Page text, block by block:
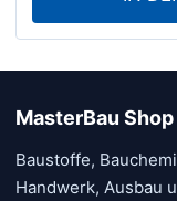
MasterBau Shop
Baustoffe,
Handwerk, Ausbau